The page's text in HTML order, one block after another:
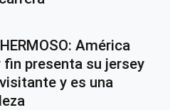
América
fin presenta su jersey
y es una